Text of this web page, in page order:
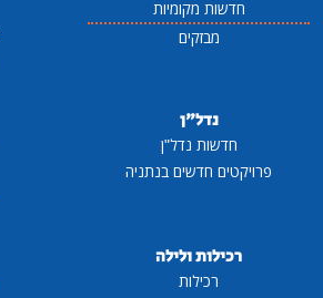
חדשות מקומיות
מבזקים
נדל"ן
חדשות נדל"ן
פרויקטים חדשים בנתניה
רכילות ולילה
רכילות